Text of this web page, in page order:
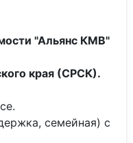
"Альянс КМВ"
края (СРСК).
семейная) с